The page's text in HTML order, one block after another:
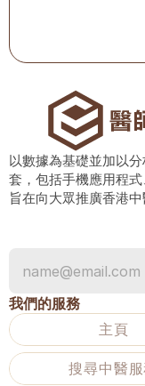
以數據為基礎並加以
套，包括手機應用程式
旨在向大眾推廣香港
我們的服務
主頁
搜尋中醫服